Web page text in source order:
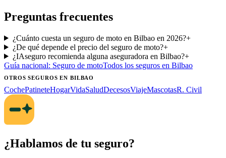
Preguntas frecuentes
¿Cuánto cuesta un seguro de moto en Bilbao en 2026?+
¿De qué depende el precio del seguro de moto?+
¿IAseguro recomienda alguna aseguradora en Bilbao?+
Guía nacional: Seguro de motoTodos los seguros en Bilbao
OTROS SEGUROSEN BILBAO
CochePatineteHogarVidaSaludDecesosViajeMascotasR. Civil
¿Hablamos de tu seguro?